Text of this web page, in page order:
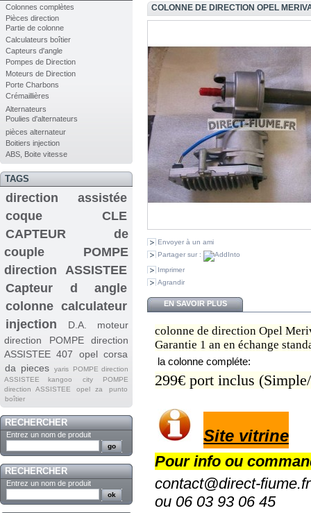
Colonnes complètes
Pièces direction
Partie de colonne
Calculateurs boîtier
Capteurs d'angle
Pompes de Direction
Moteurs de Direction
Porte Charbons
Crémaillières
Alternateurs
Poulies d'alternateurs
pièces alternateur
Boitiers injection
ABS, Boite vitesse
TAGS
direction assistée
coque CLE
CAPTEUR de
couple
POMPE
direction ASSISTEE
Capteur d angle
colonne calculateur
injection
D.A.
moteur
direction
POMPE direction
ASSISTEE 407
opel corsa
da pieces yaris
POMPE direction
ASSISTEE kangoo
city
POMPE
direction ASSISTEE opel za
punto
boîtier
RECHERCHER
Entrez un nom de produit
RECHERCHER
Entrez un nom de produit
COLONNE DE DIRECTION OPEL
Envoyer à un ami
Partager sur :
Imprimer
Agrandir
EN SAVOIR PLUS
colonne de direction Opel
Garantie 1 an en échange
la colonne compléte:
299€ port inclus
Site vitrine
Pour info ou
contact@direct-fiume.fr
ou 06 03 93 06 45